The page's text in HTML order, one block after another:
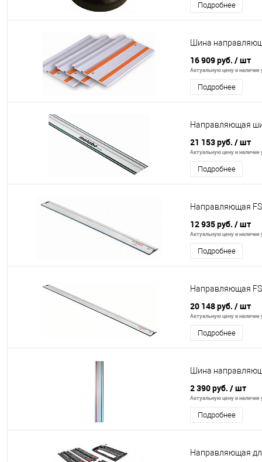
Подробнее
Шина
16 909 руб. / шт
Актуальную цену и наличие
Подробнее
Направляющая
21 153 руб. / шт
Актуальную цену и наличие
Подробнее
Направляющая
12 935 руб. / шт
Актуальную цену и наличие
Подробнее
Направляющая
20 148 руб. / шт
Актуальную цену и наличие
Подробнее
Шина
2 390 руб. / шт
Актуальную цену и наличие
Подробнее
Направляющая